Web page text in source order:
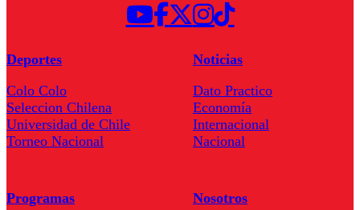
Deportes
Colo Colo
Seleccion Chilena
Universidad de Chile
Torneo Nacional
Noticias
Dato Practico
Economía
Internacional
Nacional
Programas
Nosotros